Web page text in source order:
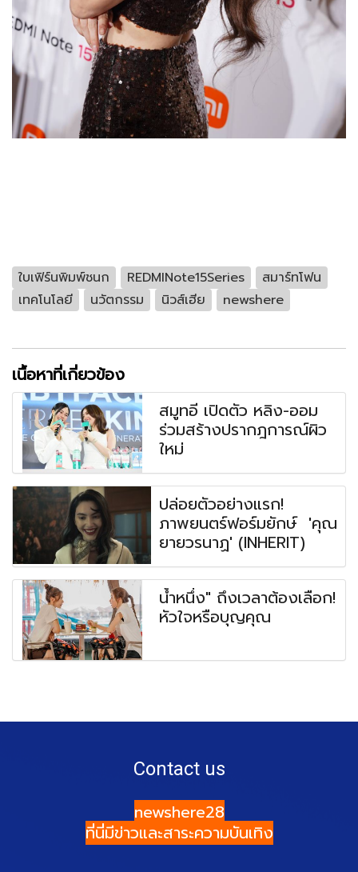
ใบเฟิร์นพิมพ์ชนก REDMINote15Series
สมาร์ทโฟน
เทคโนโลยี
นวัตกรรม นิวส์เฮีย newshere
เนื้อหาที่เกี่ยวข้อง
สมูทอี เปิดตัว หลิง-ออม
ร่วมสร้างปรากฎการณ์ผิว
ใหม่
ปล่อยตัวอย่างแรก!
ภาพยนตร์ฟอร์มยักษ์ 'คุณ
ยายวรนาฏ' (INHERIT)
น้ำหนึ่ง" ถึงเวลาต้องเลือก!
หัวใจหรือบุญคุณ
Contact us
newshere28
ที่นี่มีข่าวและสาระความบันเทิง